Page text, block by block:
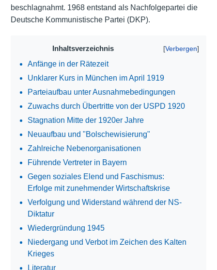
beschlagnahmt. 1968 entstand als Nachfolgepartei die
Deutsche Kommunistische Partei (DKP).
Inhaltsverzeichnis
Anfänge in der Rätezeit
Unklarer Kurs in München im April 1919
Parteiaufbau unter Ausnahmebedingungen
Zuwachs durch Übertritte von der USPD 1920
Stagnation Mitte der 1920er Jahre
Neuaufbau und "Bolschewisierung"
Zahlreiche Nebenorganisationen
Führende Vertreter in Bayern
Gegen soziales Elend und Faschismus:
Erfolge mit zunehmender Wirtschaftskrise
Verfolgung und Widerstand während der NS-
Diktatur
Wiedergründung 1945
Niedergang und Verbot im Zeichen des Kalten
Krieges
Literatur